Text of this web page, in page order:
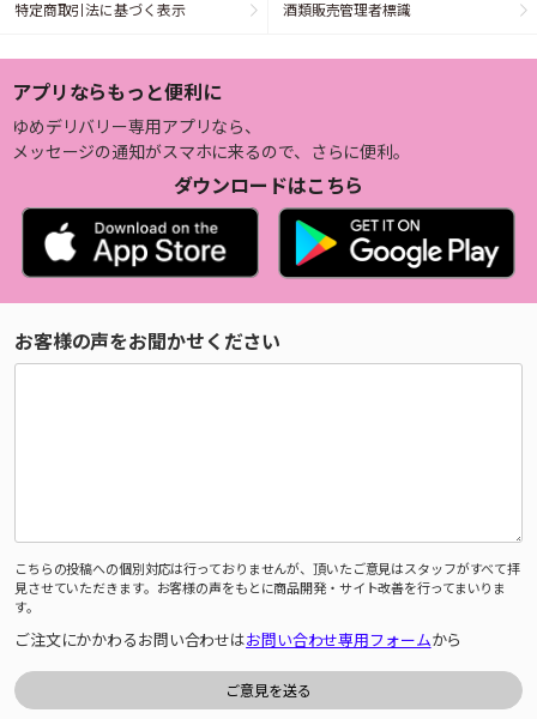
特定商取引法に基づく表示 酒類販売管理者標識
アプリならもっと便利に
ゆめデリバリー専用アプリなら、
メッセージの通知がスマホに来るので、さらに便利。
ダウンロードはこちら
お客様の声をお聞かせください
こちらの投稿への個別対応は行っておりませんが、頂いたご意見はスタッフがすべて拝
見させていただきます。お客様の声をもとに商品開発・サイト改善を行ってまいりま
す。
ご注文にかかわるお問い合わせはお問い合わせ専用フォームから